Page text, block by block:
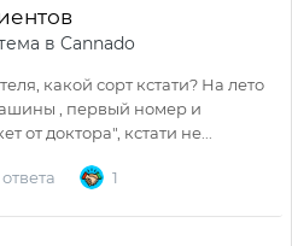
в Cannado
какой сорт кстати? На лето
, первый номер и
от доктора", кстати не...
1